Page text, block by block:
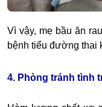
Vì vậy, mẹ bầu ăn
bệnh tiểu đường thai
4. Phòng tránh tình